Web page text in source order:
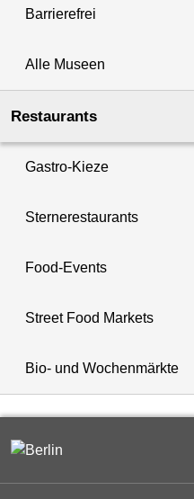
Barrierefrei
Alle Museen
Restaurants
Gastro-Kieze
Sternerestaurants
Food-Events
Street Food Markets
Bio- und Wochenmärkte